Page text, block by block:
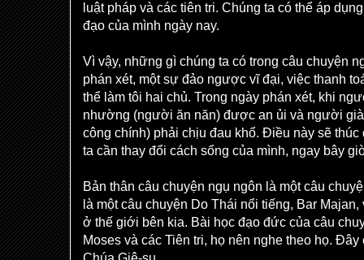
luật pháp và các tiên tri. Chúng ta có thể áp
đạo của mình ngày nay.
Vì vậy, những gì chúng ta có trong câu chuyện
phán xét, một sự đảo ngược vĩ đại, việc thanh
thể làm tôi hai chủ. Trong ngày phán xét, khi
nhường (người ăn năn) được an ủi và người
công chính) phải chịu đau khổ. Điều này sẽ thúc
ta cần thay đổi cách sống của mình, ngay bây
Bản thân câu chuyện ngụ ngôn là một câu
là một câu chuyện Do Thái nổi tiếng, Bar
ở thế giới bên kia. Bài học đạo đức của câu
Moses và các Tiên tri, họ nên nghe theo họ.